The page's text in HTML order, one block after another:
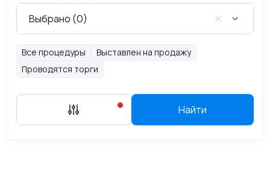
Все процедуры
Выставлен на продажу
Проводятся торги
Найти